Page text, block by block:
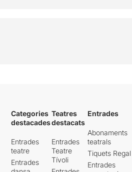
Categories
destacades
Entrades
teatre
Entrades
Teatres
destacats
Entrades
Teatre
Tívoli
Entrades
Abonaments
teatrals
Tiquets Regal
Entrades